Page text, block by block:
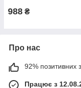
988 ₴
Про нас
92% позитивних з
Працює з